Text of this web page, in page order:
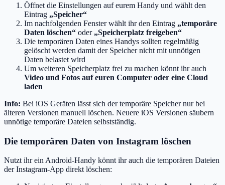
Öffnet die Einstellungen auf eurem Handy und wählt den
Eintrag „Speicher“
Im nachfolgenden Fenster wählt ihr den Eintrag „temporäre
Daten löschen“ oder „Speicherplatz freigeben“
Die temporären Daten eines Handys sollten regelmäßig
gelöscht werden damit der Speicher nicht mit unnötigen
Daten belastet wird
Um weiteren Speicherplatz frei zu machen könnt ihr auch
Video und Fotos auf euren Computer oder eine Cloud
laden
Info: Bei iOS Geräten lässt sich der temporäre Speicher nur bei
älteren Versionen manuell löschen. Neuere iOS Versionen säubern
unnötige temporäre Dateien selbstständig.
Die temporären Daten von Instagram löschen
Nutzt ihr ein Android-Handy könnt ihr auch die temporären Dateien
der Instagram-App direkt löschen: